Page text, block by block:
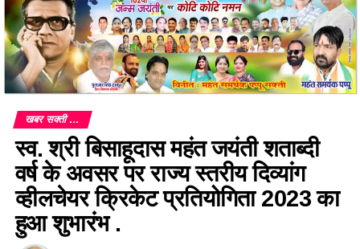
खबर सक्ती ...
स्व. श्री बिसाहूदास महंत जयंती शताब्दी
वर्ष के अवसर पर राज्य स्तरीय दिव्यांग
व्हीलचेयर क्रिकेट प्रतियोगिता 2023 का
हुआ शुभारंभ .